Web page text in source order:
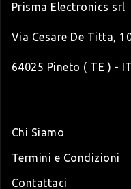
Prisma Electronics srl
Via Cesare De Titta,
64025 Pineto ( TE ) -
Chi Siamo
Termini e Condizioni
Contattaci